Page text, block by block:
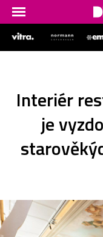
Interiér
je